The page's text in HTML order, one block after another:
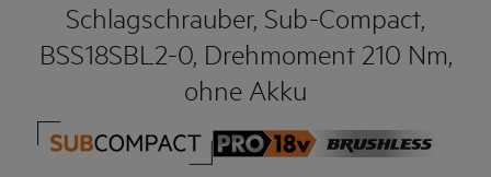
Schlagschrauber, Sub-Compact,
BSS18SBL2-0, Drehmoment 210 Nm,
ohne Akku